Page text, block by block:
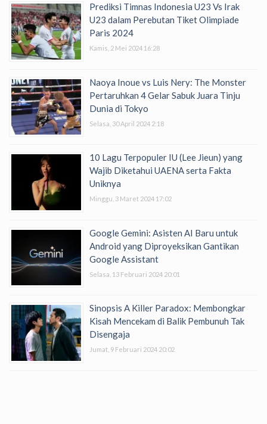
Prediksi Timnas Indonesia U23 Vs Irak
U23 dalam Perebutan Tiket Olimpiade
Paris 2024
Kamis, 2 Mei 2024 16:28
Naoya Inoue vs Luis Nery: The Monster
Pertaruhkan 4 Gelar Sabuk Juara Tinju
Dunia di Tokyo
Selasa, 30 April 2024 2:18
10 Lagu Terpopuler IU (Lee Jieun) yang
Wajib Diketahui UAENA serta Fakta
Uniknya
Minggu, 3 Maret 2024 17:02
Google Gemini: Asisten AI Baru untuk
Android yang Diproyeksikan Gantikan
Google Assistant
Selasa, 13 Februari 2024 20:01
Sinopsis A Killer Paradox: Membongkar
Kisah Mencekam di Balik Pembunuh Tak
Disengaja
Jumat, 9 Februari 2024 20:02